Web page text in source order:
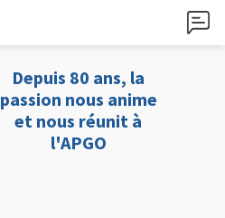
Depuis 80 ans, la
passion nous anime
et nous réunit à
l'APGO